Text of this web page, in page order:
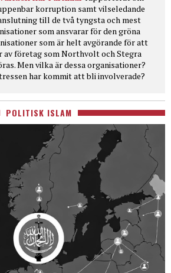
korruption samt vilseledande
till de två tyngsta och mest
som ansvarar för den gröna
som är helt avgörande för att
företag som Northvolt och Stegra
Men vilka är dessa organisationer?
har kommit att bli involverade?
POLITISK ISLAM